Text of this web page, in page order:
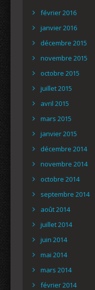
février 2016
janvier 2016
décembre 2015
novembre 2015
octobre 2015
juillet 2015
avril 2015
mars 2015
janvier 2015
décembre 2014
novembre 2014
octobre 2014
septembre 2014
août 2014
juillet 2014
juin 2014
mai 2014
mars 2014
février 2014